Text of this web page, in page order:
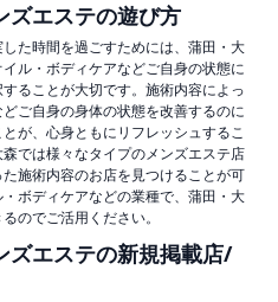
ズエステの遊び方
た時間を過ごすためには、蒲田・大
ル・ボディケアなどご自身の状態に
ることが大切です。施術内容によっ
ご自身の身体の状態を改善するのに
が、心身ともにリフレッシュするこ
では様々なタイプのメンズエステ店
施術内容のお店を見つけることが可
ボディケアなどの業種で、蒲田・大
のでご活用ください。
ズエステの新規掲載店/